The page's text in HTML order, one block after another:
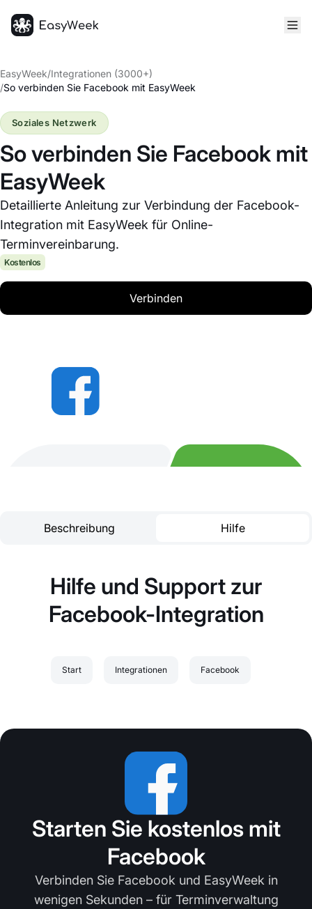
EasyWeek/Integrationen (3000+)
/So verbinden Sie Facebook mit EasyWeek
So verbinden Sie Facebook mit
EasyWeek
Detaillierte Anleitung zur Verbindung der Facebook-
Integration mit EasyWeek für Online-
Terminvereinbarung.
Soziales Netzwerk
Kostenlos
Verbinden
Beschreibung Hilfe
Hilfe und Support zur
Facebook-Integration
Start Integrationen Facebook
Starten Sie kostenlos mit
Facebook
Verbinden Sie Facebook und EasyWeek in
wenigen Sekunden – für Terminverwaltung